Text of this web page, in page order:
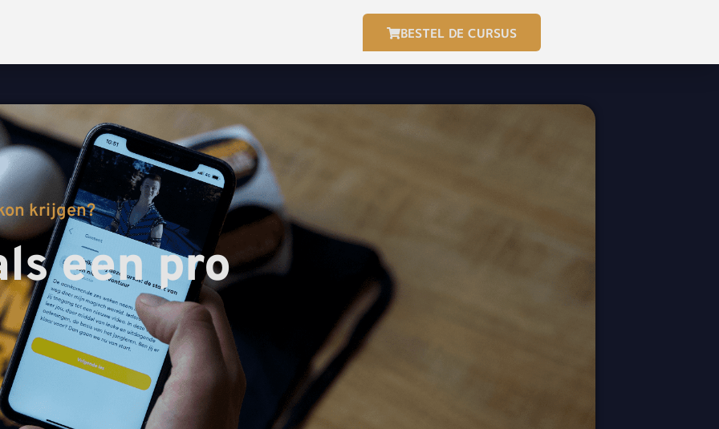
BESTEL DE CURSUS
krijgen?
een pro